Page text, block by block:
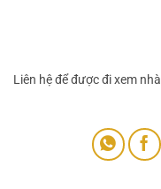
Liên hệ để được đi xem